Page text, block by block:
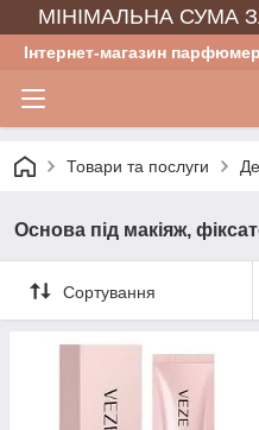
МІНІМАЛЬНА СУМА
Інтернет-магазин
Товари та послуги
Основа під макіяж,
Сортування